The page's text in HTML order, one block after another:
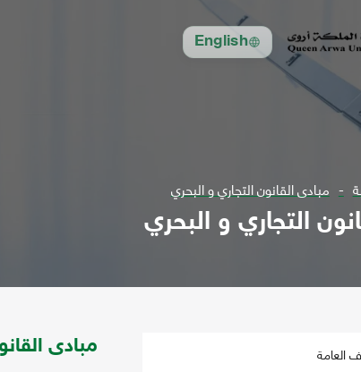
English
مبادى القانون التجاري و البحري
التجاري و البحري
العامة
مبادى